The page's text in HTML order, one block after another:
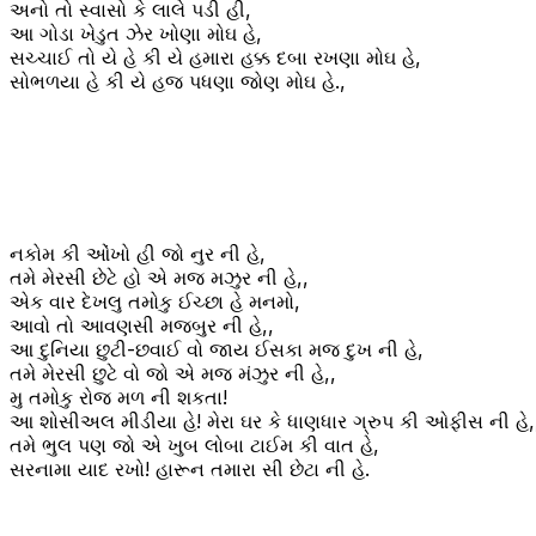
અનો તો સ્વાસો કે લાલે પડી હી,
આ ગોડા ખેડુત ઝેર ખોણા મોઘ હે,
સચ્ચાઈ તો યે હે કી યે હમારા હક્ક દબા રખણા મોઘ હે,
સોભળયા હે કી યે હજ પધણા જોણ મોઘ હે.,
નકોમ કી ઓંખો હી જો નુર ની હે,
તમે મેરસી છેટે હો એ મજ મઝુર ની હે,,
એક વાર દેખલુ તમોકુ ઈચ્છા હે મનમો,
આવો તો આવણસી મજબુર ની હે,,
આ દુનિયા છુટી-છવાઈ વો જાય ઈસકા મજ દુખ ની હે,
તમે મેરસી છુટે વો જો એ મજ મંઝુર ની હે,,
મુ તમોકુ રોજ મળ ની શકતા!
આ શોસીઅલ મીડીયા હે! મેરા ઘર કે ધાણધાર ગ્રુપ કી ઓફીસ ની
તમે ભુલ પણ જો એ ખુબ લોબા ટાઈમ કી વાત હે,
સરનામા યાદ રખો! હારૂન તમારા સી છેટા ની હે.